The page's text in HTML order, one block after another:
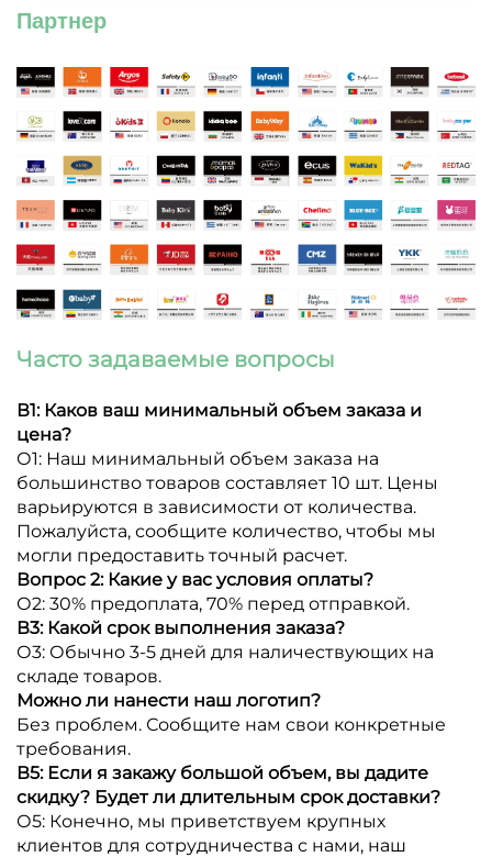
Партнер
Часто задаваемые вопросы
В1: Каков ваш минимальный объем заказа и
цена?
О1: Наш минимальный объем заказа на
большинство товаров составляет 10 шт. Цены
варьируются в зависимости от количества.
Пожалуйста, сообщите количество, чтобы мы
могли предоставить точный расчет.
Вопрос 2: Какие у вас условия оплаты?
О2: 30% предоплата, 70% перед отправкой.
В3: Какой срок выполнения заказа?
О3: Обычно 3-5 дней для наличествующих на
складе товаров.
Можно ли нанести наш логотип?
Без проблем. Сообщите нам свои конкретные
требования.
В5: Если я закажу большой объем, вы дадите
скидку? Будет ли длительным срок доставки?
О5: Конечно, мы приветствуем крупных
клиентов для сотрудничества с нами, наш